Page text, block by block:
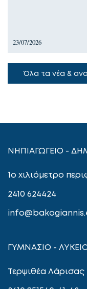
23/07/2026
Όλα τα νέα &
ΝΗΠΙΑΓΩΓΕΙΟ -
1ο χιλιόμετρο
2410 624424
ΓΥΜΝΑΣΙΟ -
Τερψιθέα Λάρισας